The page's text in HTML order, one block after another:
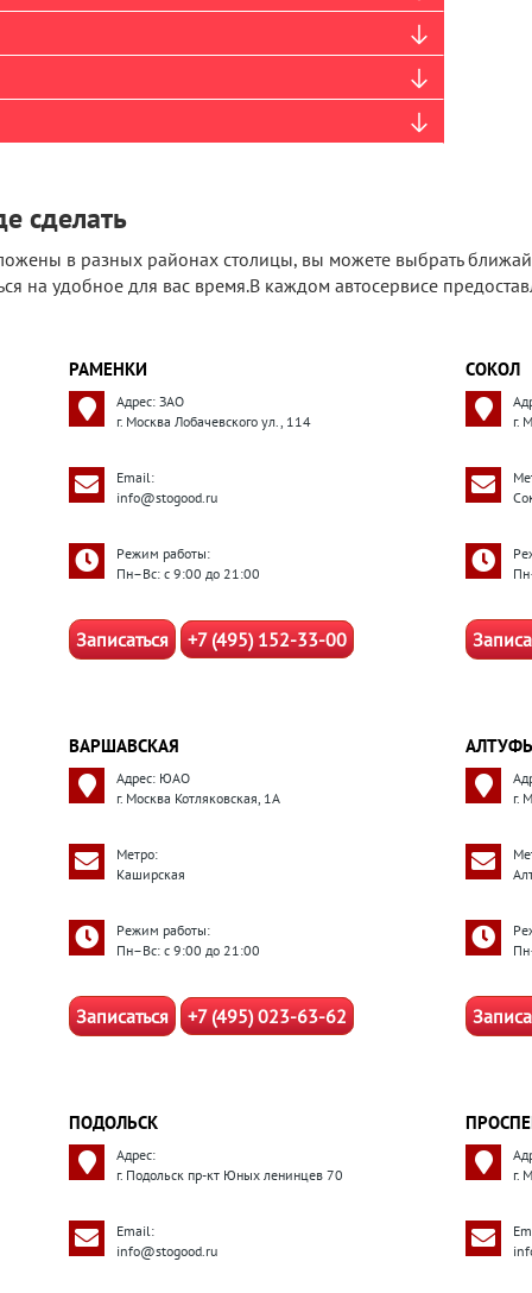
сделать
в разных районах столицы, вы можете выбрать
на удобное для вас время.В каждом автосервисе
РАМЕНКИ
Адрес: ЗАО
г. Москва Лобачевского ул., 114
Email:
info@stogood.ru
Режим работы:
Пн–Вс: с 9:00 до 21:00
Записаться +7 (495) 152-33-00
СОКОЛ
г.
ВАРШАВСКАЯ
Адрес: ЮАО
г. Москва Котляковская, 1А
Метро:
Каширская
Режим работы:
Пн–Вс: с 9:00 до 21:00
Записаться +7 (495) 023-63-62
г.
ПОДОЛЬСК
Адрес:
г. Подольск пр-кт Юных ленинцев 70
Email:
info@stogood.ru
г.